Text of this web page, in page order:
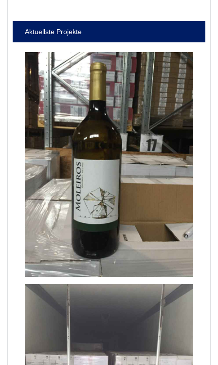
Aktuellste Projekte